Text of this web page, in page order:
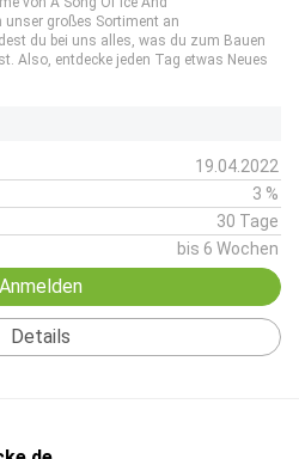
unser großes Sortiment an
du bei uns alles, was du zum Bauen
Also, entdecke jeden Tag etwas Neues
19.04.2022
3 %
30 Tage
bis 6 Wochen
Anmelden
Details